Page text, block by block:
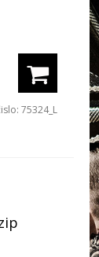
75324_L